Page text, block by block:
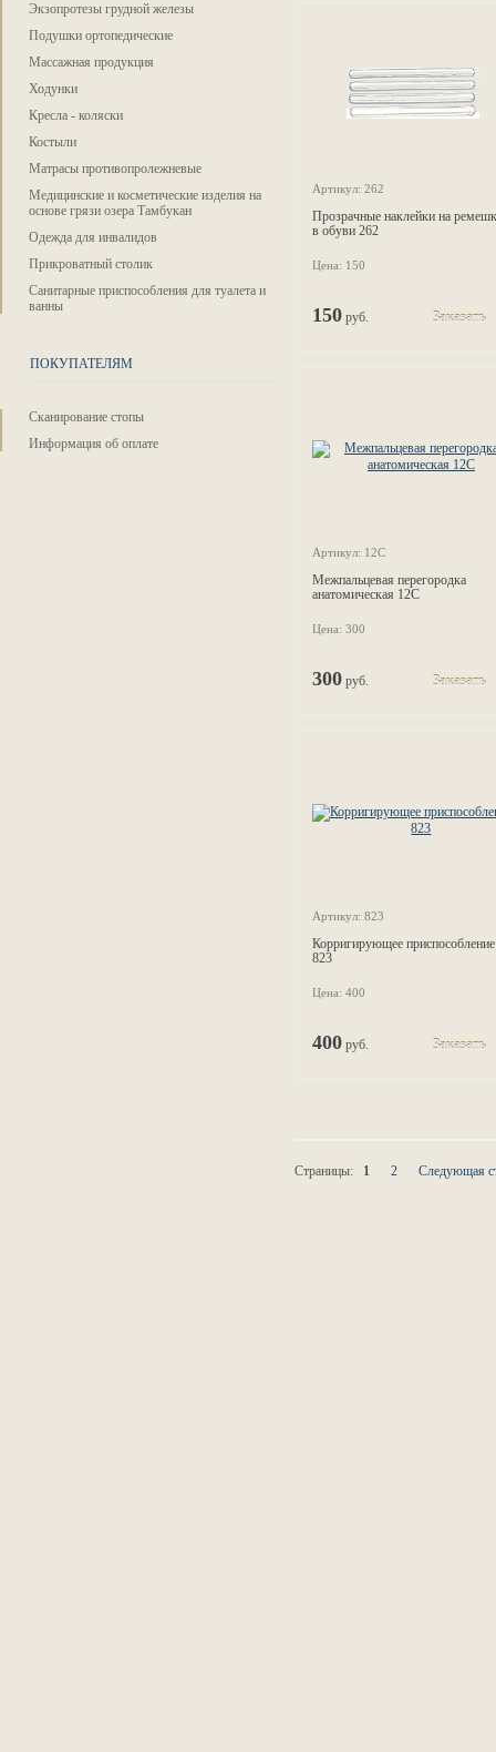
Экзопротезы грудной железы
Подушки ортопедические
Массажная продукция
Ходунки
Кресла - коляски
Костыли
Матрасы противопролежневые
Медицинские и косметические изделия на
основе грязи озера Тамбукан
Одежда для инвалидов
Прикроватный столик
Санитарные приспособления для туалета и
ванны
ПОКУПАТЕЛЯМ
Сканирование стопы
Информация об оплате
Артикул: 262
Прозрачные наклейки на
в обуви 262
Цена: 150
150 руб. Заказать
Артикул: 12C
Межпальцевая перегородка
анатомическая 12C
Цена: 300
300 руб. Заказать
Артикул: 823
Корригирующее приспособление
823
Цена: 400
400 руб. Заказать
Страницы: 1 2 Следующая